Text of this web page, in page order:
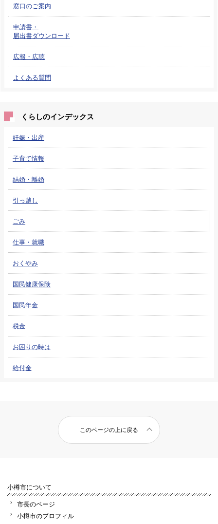
窓口のご案内
申請書・
届出書ダウンロード
広報・広聴
よくある質問
くらしのインデックス
妊娠・出産
子育て情報
結婚・離婚
引っ越し
ごみ
仕事・就職
おくやみ
国民健康保険
国民年金
税金
お困りの時は
給付金
このページの上に戻る
小樽市について
市長のページ
小樽市のプロフィル